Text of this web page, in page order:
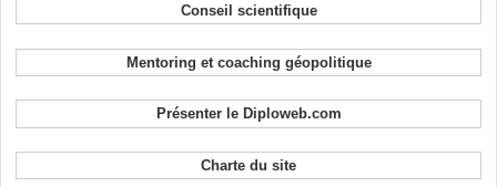
Conseil scientifique
Mentoring et coaching géopolitique
Présenter le Diploweb.com
Charte du site